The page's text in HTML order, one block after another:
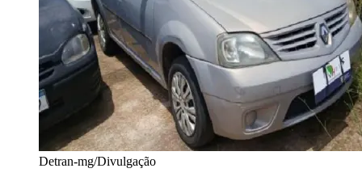
Detran-mg/Divulgação